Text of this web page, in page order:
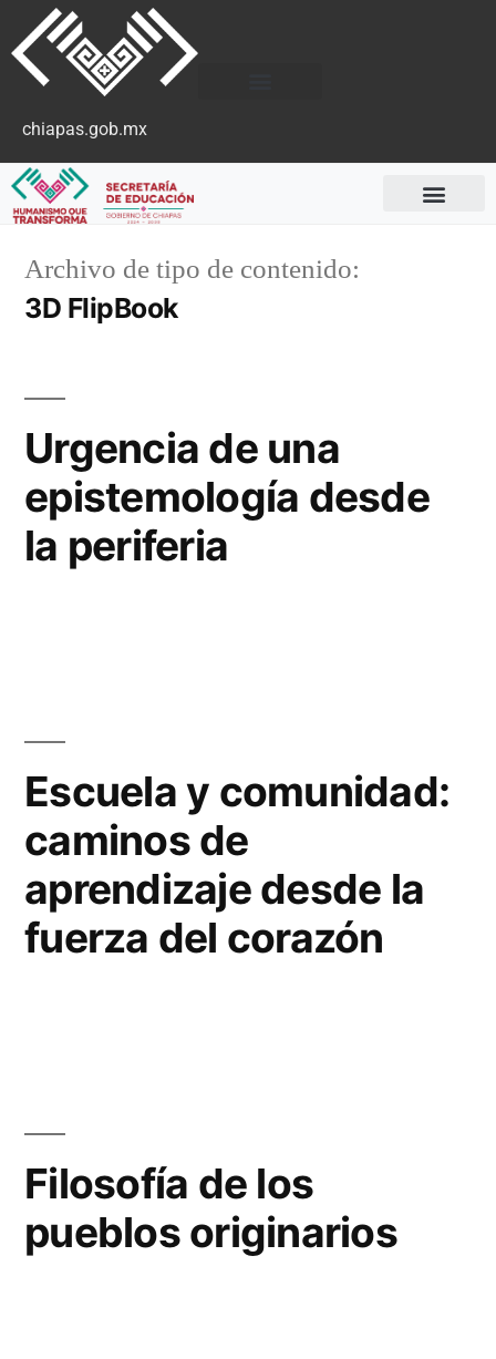
chiapas.gob.mx
Archivo de tipo de contenido:
3D FlipBook
Urgencia de una
epistemología desde
la periferia
Escuela y comunidad:
caminos de
aprendizaje desde la
fuerza del corazón
Filosofía de los
pueblos originarios